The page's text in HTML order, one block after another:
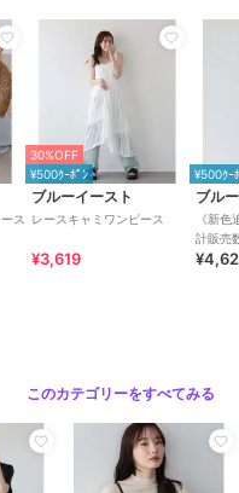
ブラウン、キャメル】綿
グレー、ベージュ】
登録して頂くと再入荷情報が
ーポン発行のお知らせなど
ス
30%OFF
¥500ｸｰﾎﾟﾝ
ブルーイースト
レースキャミワンピース
¥3,619
¥500ｸｰ
ブル
《新
計販売
ート柄
このカテゴリーをすべてみる